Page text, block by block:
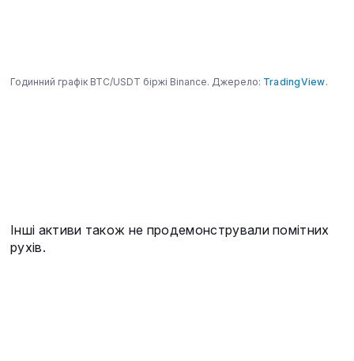
Годинний графік BTC/USDT біржі Binance. Джерело: TradingView.
Інші активи також не продемонстрували помітних
рухів.